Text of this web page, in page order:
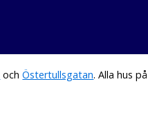
ochÖstertullsgatan. Alla hus